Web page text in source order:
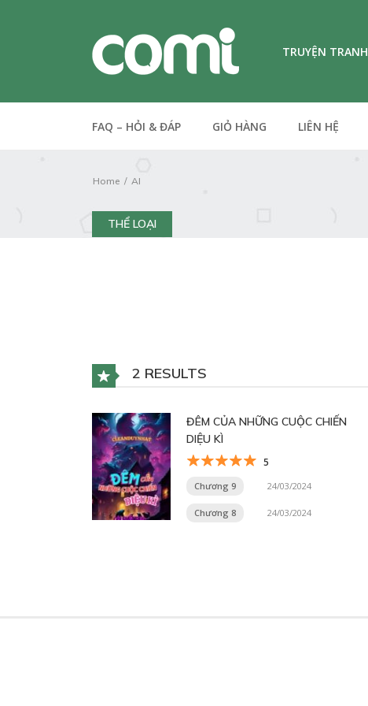
TRUYỆN TRANH
FAQ – HỎI & ĐÁP GIỎ HÀNG LIÊN HỆ
Home AI
THỂ LOẠI
2 RESULTS
ĐÊM CỦA NHỮNG CUỘC CHIẾN
DIỆU KÌ
5
Chương 9 24/03/2024
Chương 8 24/03/2024